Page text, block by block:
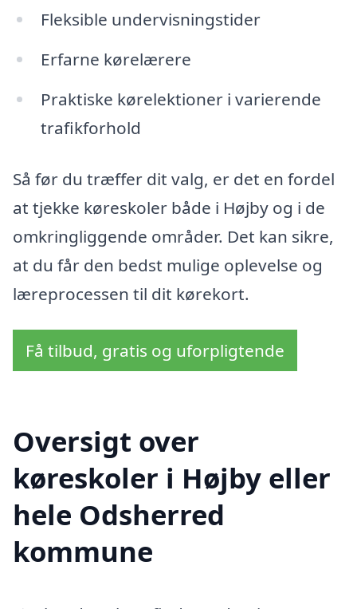
Fleksible undervisningstider
Erfarne kørelærere
Praktiske kørelektioner i varierende
trafikforhold
Så før du træffer dit valg, er det en fordel
at tjekke køreskoler både i Højby og i de
omkringliggende områder. Det kan sikre,
at du får den bedst mulige oplevelse og
læreprocessen til dit kørekort.
Få tilbud, gratis og uforpligtende
Oversigt over
køreskoler i Højby eller
hele Odsherred
kommune